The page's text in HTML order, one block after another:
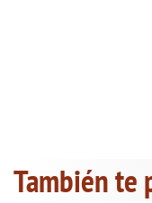
También te